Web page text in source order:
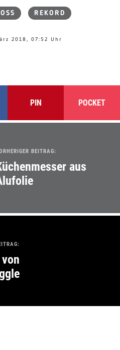
REKORD
2018, 07:52 Uhr
PIN POCKET
BEITRAG:
aus